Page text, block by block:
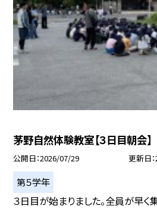
茅野自然体験教室【３日目朝会】
公開日 2026/07/29 更新日
第５学年
３日目が始まりました。全員が早く